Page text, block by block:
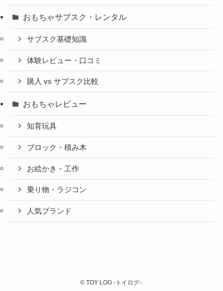
おもちゃサブスク・レンタル
サブスク基礎知識
体験レビュー・口コミ
購入 vs サブスク比較
おもちゃレビュー
知育玩具
ブロック・積み木
お絵かき・工作
乗り物・ラジコン
人気ブランド
© TOY LOG -トイログ-.